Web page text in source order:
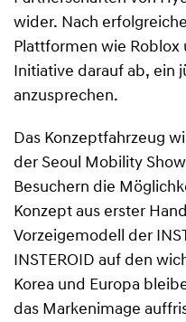
wider. Nach
Plattformen wie Roblox
Initiative darauf ab, ein
anzusprechen.
Das Konzeptfahrzeug
der Seoul Mobility
Besuchern die
Konzept aus erster
Vorzeigemodell der
INSTEROID auf den
Korea und Europa
das Markenimage